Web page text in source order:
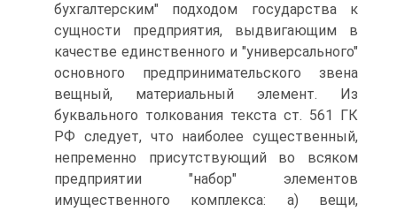
бухгалтерским" подходом государства к
сущности предприятия, выдвигающим в
качестве единственного и "универсального"
основного предпринимательского звена
вещный, материальный элемент. Из
буквального толкования текста ст. 561 ГК
РФ следует, что наиболее существенный,
непременно присутствующий во всяком
предприятии "набор" элементов
имущественного комплекса: а) вещи,